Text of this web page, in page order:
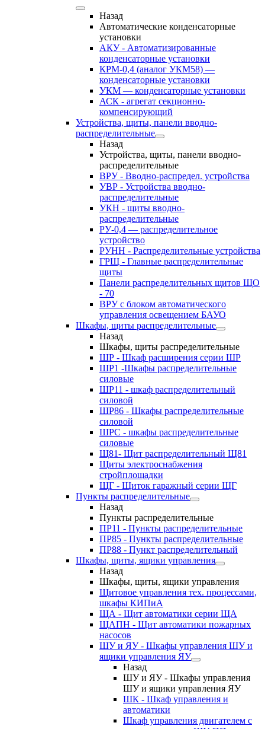
Назад
Автоматические конденсаторные
установки
АКУ - Автоматизированные
конденсаторные установки
КРМ-0,4 (аналог УКМ58) —
конденсаторные установки
УКМ — конденсаторные установки
АСК - агрегат секционно-
компенсирующий
Устройства, щиты, панели вводно-
распределительные
Назад
Устройства, щиты, панели вводно-
распределительные
ВРУ - Вводно-распредел. устройства
УВР - Устройства вводно-
распределительные
УКН - щиты вводно-
распределительные
РУ-0,4 — распределительное
устройство
РУНН - Распределительные устройства
ГРЩ - Главные распределительные
щиты
Панели распределительных щитов ЩО
- 70
ВРУ с блоком автоматического
управления освещением БАУО
Шкафы, щиты распределительные
Назад
Шкафы, щиты распределительные
ШР - Шкаф расширения серии ШР
ШР1 -Шкафы распределительные
силовые
ШР11 - шкаф распределительный
силовой
ШР86 - Шкафы распределительные
силовой
ШРС - шкафы распределительные
силовые
Щ81- Щит распределительный Щ81
Щиты электроснабжения
стройплощадки
ЩГ - Щиток гаражный серии ЩГ
Пункты распределительные
Назад
Пункты распределительные
ПР11 - Пункты распределительные
ПР85 - Пункты распределительные
ПР88 - Пункт распределительный
Шкафы, щиты, ящики управления
Назад
Шкафы, щиты, ящики управления
Щитовое управления тех. процессами,
шкафы КИПиА
ЩА - Щит автоматики серии ЩА
ЩАПН - Щит автоматики пожарных
насосов
ШУ и ЯУ - Шкафы управления ШУ и
ящики управления ЯУ
Назад
ШУ и ЯУ - Шкафы управления
ШУ и ящики управления ЯУ
ШК - Шкаф управления и
автоматики
Шкаф управления двигателем с